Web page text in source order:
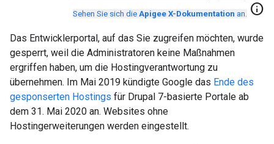
Sehen Sie sich die Apigee X-Dokumentation an. info
Das Entwicklerportal, auf das Sie zugreifen möchten, wurde
gesperrt, weil die Administratoren keine Maßnahmen
ergriffen haben, um die Hostingverantwortung zu
übernehmen. Im Mai 2019 kündigte Google das Ende des
gesponserten Hostings für Drupal 7-basierte Portale ab
dem 31. Mai 2020 an. Websites ohne
Hostingerweiterungen werden eingestellt.